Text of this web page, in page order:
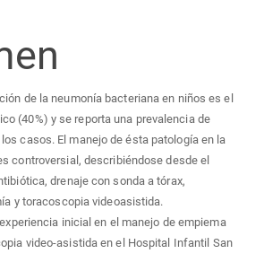
de la neumonía bacteriana en niños es el
(40%) y se reporta una prevalencia de
casos. El manejo de ésta patología en la
controversial, describiéndose desde el
drenaje con sonda a tórax,
y toracoscopia videoasistida.
inicial en el manejo de empiema
video-asistida en el Hospital Infantil San